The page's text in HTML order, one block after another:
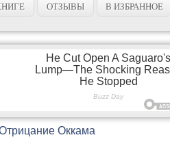
ОТЗЫВЫ В ИЗБРАННОЕ
Оккама